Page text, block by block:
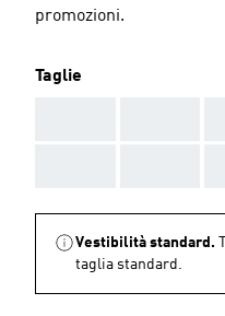
promozioni.
Taglie
Vestibilità standard.
taglia standard.